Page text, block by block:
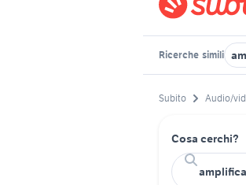
Ricerche simili
Subito Audio/
Cosa cerchi?